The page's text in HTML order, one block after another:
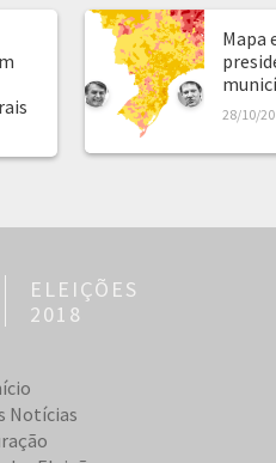
Mapa
28/10/
ELEIÇÕES
2018
Notícias